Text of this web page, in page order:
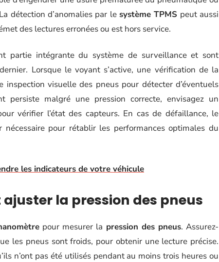
détection d’anomalies par le système TPMS peut aussi
des lectures erronées ou est hors service.
partie intégrante du système de surveillance et sont
Lorsque le voyant s’active, une vérification de la
visuelle des pneus pour détecter d’éventuels
persiste malgré une pression correcte, envisagez un
vérifier l’état des capteurs. En cas de défaillance, le
nécessaire pour rétablir les performances optimales du
les indicateurs de votre véhicule
la pression des pneus
pour mesurer la pression des pneus. Assurez-
les pneus sont froids, pour obtenir une lecture précise.
n’ont pas été utilisés pendant au moins trois heures ou